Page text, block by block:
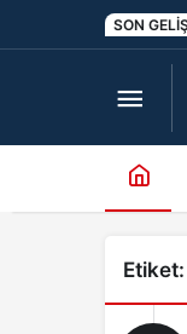
SON
Etiket: